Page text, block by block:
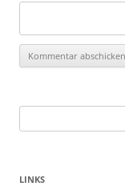
nach:
LINKS